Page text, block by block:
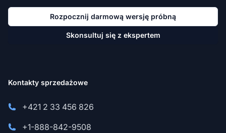
Rozpocznij darmową wersję próbną
Skonsultuj się z ekspertem
Kontakty sprzedażowe
+421 2 33 456 826
+1-888-842-9508